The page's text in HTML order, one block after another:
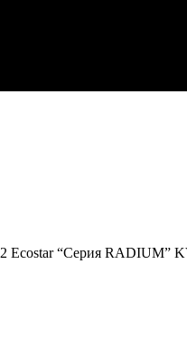
Ecostar “Серия RADIUM”